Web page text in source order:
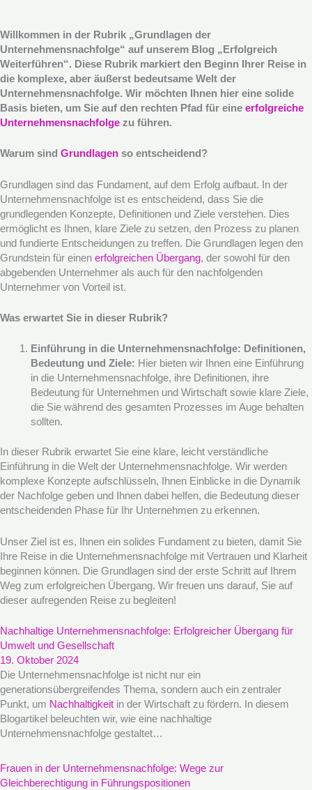
Willkommen in der Rubrik „Grundlagen der
Unternehmensnachfolge“ auf unserem Blog „Erfolgreich
Weiterführen“. Diese Rubrik markiert den Beginn Ihrer Reise in
die komplexe, aber äußerst bedeutsame Welt der
Unternehmensnachfolge. Wir möchten Ihnen hier eine solide
Basis bieten, um Sie auf den rechten Pfad für eine erfolgreiche
Unternehmensnachfolge zu führen.
Warum sind Grundlagen so entscheidend?
Grundlagen sind das Fundament, auf dem Erfolg aufbaut. In der
Unternehmensnachfolge ist es entscheidend, dass Sie die
grundlegenden Konzepte, Definitionen und Ziele verstehen. Dies
ermöglicht es Ihnen, klare Ziele zu setzen, den Prozess zu planen
und fundierte Entscheidungen zu treffen. Die Grundlagen legen den
Grundstein für einen erfolgreichen Übergang, der sowohl für den
abgebenden Unternehmer als auch für den nachfolgenden
Unternehmer von Vorteil ist.
Was erwartet Sie in dieser Rubrik?
Einführung in die Unternehmensnachfolge: Definitionen,
Bedeutung und Ziele: Hier bieten wir Ihnen eine Einführung
in die Unternehmensnachfolge, ihre Definitionen, ihre
Bedeutung für Unternehmen und Wirtschaft sowie klare Ziele,
die Sie während des gesamten Prozesses im Auge behalten
sollten.
In dieser Rubrik erwartet Sie eine klare, leicht verständliche
Einführung in die Welt der Unternehmensnachfolge. Wir werden
komplexe Konzepte aufschlüsseln, Ihnen Einblicke in die Dynamik
der Nachfolge geben und Ihnen dabei helfen, die Bedeutung dieser
entscheidenden Phase für Ihr Unternehmen zu erkennen.
Unser Ziel ist es, Ihnen ein solides Fundament zu bieten, damit Sie
Ihre Reise in die Unternehmensnachfolge mit Vertrauen und Klarheit
beginnen können. Die Grundlagen sind der erste Schritt auf Ihrem
Weg zum erfolgreichen Übergang. Wir freuen uns darauf, Sie auf
dieser aufregenden Reise zu begleiten!
Nachhaltige Unternehmensnachfolge: Erfolgreicher Übergang für
Umwelt und Gesellschaft
19. Oktober 2024
Die Unternehmensnachfolge ist nicht nur ein
generationsübergreifendes Thema, sondern auch ein zentraler
Punkt, um Nachhaltigkeit in der Wirtschaft zu fördern. In diesem
Blogartikel beleuchten wir, wie eine nachhaltige
Unternehmensnachfolge gestaltet…
Frauen in der Unternehmensnachfolge: Wege zur
Gleichberechtigung in Führungspositionen